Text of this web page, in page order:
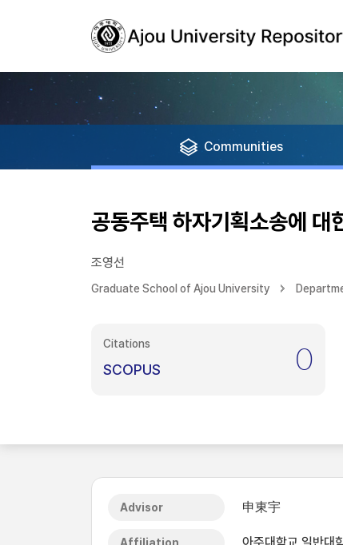
Communities
공동주택 하자기획소송에 대
조영선
Graduate School of Ajou University
Citations
SCOPUS 0
Advisor 申東宇